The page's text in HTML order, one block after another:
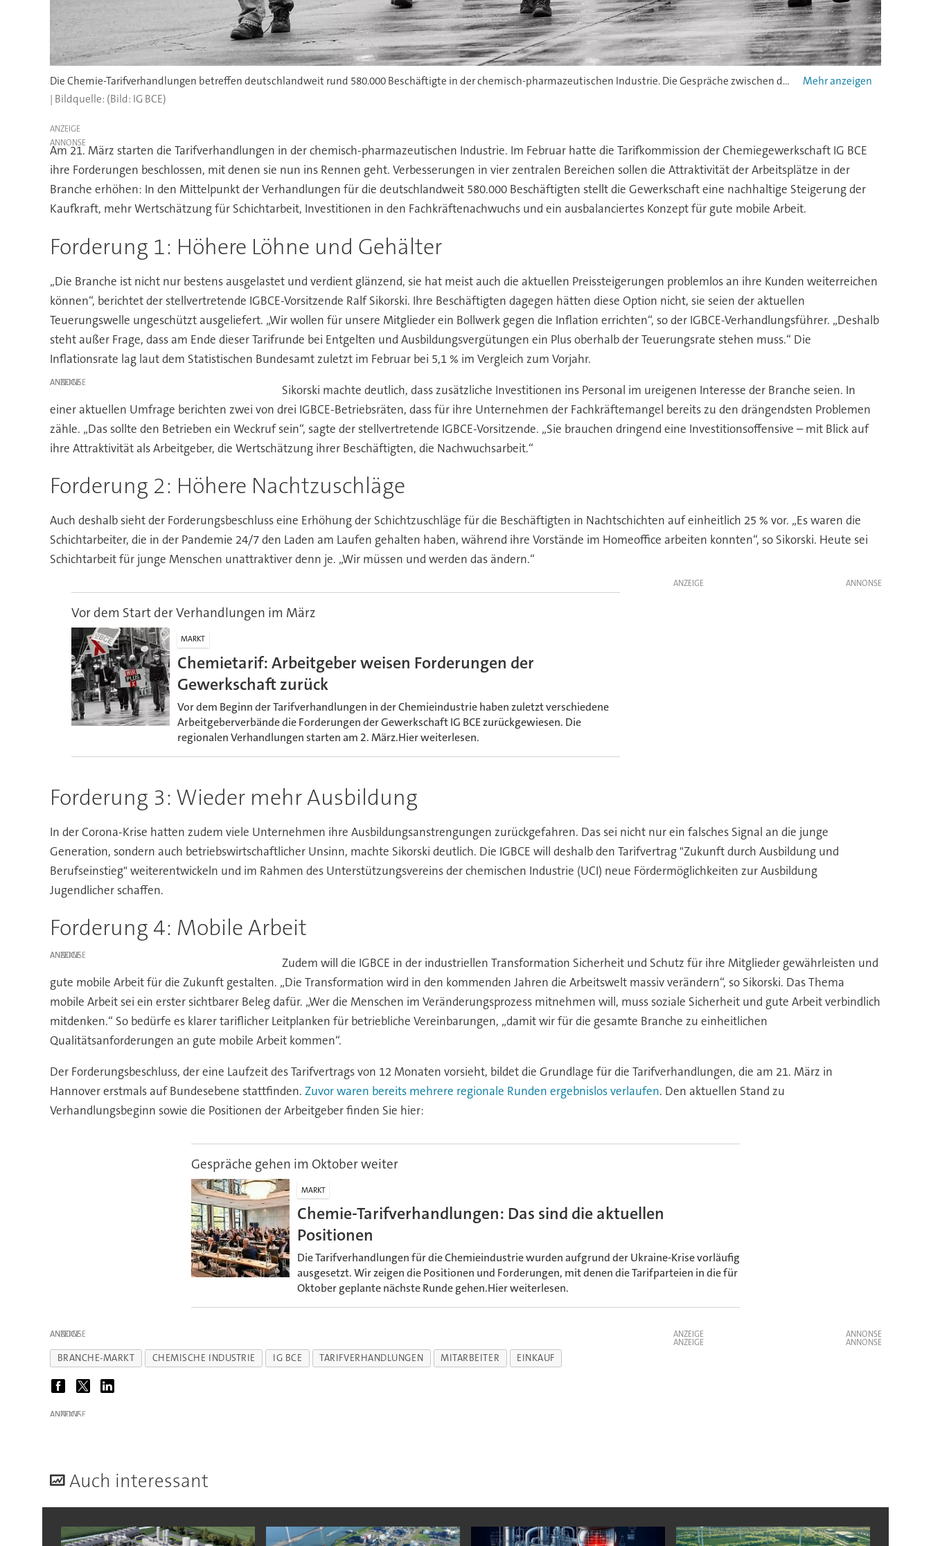
Die Chemie-Tarifverhandlungen betreffen deutschlandweit rund 580.000 Beschäftigte in der chemisch-pharmazeutischen Industrie. Die Gespräche zwischen der Gewerkschaft und den Arbeitgebern sind am 2. März zunächst auf regionaler Ebene gestartet, am 21. März wird in Hannover erstmals auf Bundesebene verhandelt.
(Bild: IG BCE)
ANZEIGE
Am 21. März starten die Tarifverhandlungen in der chemisch-pharmazeutischen Industrie. Im Februar hatte die Tarifkommission der Chemiegewerkschaft IG BCE
ihre Forderungen beschlossen, mit denen sie nun ins Rennen geht. Verbesserungen in vier zentralen Bereichen sollen die Attraktivität der Arbeitsplätze in der
Branche erhöhen: In den Mittelpunkt der Verhandlungen für die deutschlandweit 580.000 Beschäftigten stellt die Gewerkschaft eine nachhaltige Steigerung der
Kaufkraft, mehr Wertschätzung für Schichtarbeit, Investitionen in den Fachkräftenachwuchs und ein ausbalanciertes Konzept für gute mobile Arbeit.
Forderung 1: Höhere Löhne und Gehälter
„Die Branche ist nicht nur bestens ausgelastet und verdient glänzend, sie hat meist auch die aktuellen Preissteigerungen problemlos an ihre Kunden weiterreichen
können“, berichtet der stellvertretende IGBCE-Vorsitzende Ralf Sikorski. Ihre Beschäftigten dagegen hätten diese Option nicht, sie seien der aktuellen
Teuerungswelle ungeschützt ausgeliefert. „Wir wollen für unsere Mitglieder ein Bollwerk gegen die Inflation errichten“, so der IGBCE-Verhandlungsführer. „Deshalb
steht außer Frage, dass am Ende dieser Tarifrunde bei Entgelten und Ausbildungsvergütungen ein Plus oberhalb der Teuerungsrate stehen muss.“ Die
Inflationsrate lag laut dem Statistischen Bundesamt zuletzt im Februar bei 5,1 % im Vergleich zum Vorjahr.
ANZEIGE
Sikorski machte deutlich, dass zusätzliche Investitionen ins Personal im ureigenen Interesse der Branche seien. In
einer aktuellen Umfrage berichten zwei von drei IGBCE-Betriebsräten, dass für ihre Unternehmen der Fachkräftemangel bereits zu den drängendsten Problemen
zähle. „Das sollte den Betrieben ein Weckruf sein“, sagte der stellvertretende IGBCE-Vorsitzende. „Sie brauchen dringend eine Investitionsoffensive – mit Blick auf
ihre Attraktivität als Arbeitgeber, die Wertschätzung ihrer Beschäftigten, die Nachwuchsarbeit.“
Forderung 2: Höhere Nachtzuschläge
Auch deshalb sieht der Forderungsbeschluss eine Erhöhung der Schichtzuschläge für die Beschäftigten in Nachtschichten auf einheitlich 25 % vor. „Es waren die
Schichtarbeiter, die in der Pandemie 24/7 den Laden am Laufen gehalten haben, während ihre Vorstände im Homeoffice arbeiten konnten“, so Sikorski. Heute sei
Schichtarbeit für junge Menschen unattraktiver denn je. „Wir müssen und werden das ändern.“
ANZEIGE
Vor dem Start der Verhandlungen im März
MARKT
Chemietarif: Arbeitgeber weisen Forderungen der
Gewerkschaft zurück
Vor dem Beginn der Tarifverhandlungen in der Chemieindustrie haben zuletzt verschiedene
Arbeitgeberverbände die Forderungen der Gewerkschaft IG BCE zurückgewiesen. Die
regionalen Verhandlungen starten am 2. März.Hier weiterlesen.
Forderung 3: Wieder mehr Ausbildung
In der Corona-Krise hatten zudem viele Unternehmen ihre Ausbildungsanstrengungen zurückgefahren. Das sei nicht nur ein falsches Signal an die junge
Generation, sondern auch betriebswirtschaftlicher Unsinn, machte Sikorski deutlich. Die IGBCE will deshalb den Tarifvertrag "Zukunft durch Ausbildung und
Berufseinstieg" weiterentwickeln und im Rahmen des Unterstützungsvereins der chemischen Industrie (UCI) neue Fördermöglichkeiten zur Ausbildung
Jugendlicher schaffen.
Forderung 4: Mobile Arbeit
ANZEIGE
Zudem will die IGBCE in der industriellen Transformation Sicherheit und Schutz für ihre Mitglieder gewährleisten und
gute mobile Arbeit für die Zukunft gestalten. „Die Transformation wird in den kommenden Jahren die Arbeitswelt massiv verändern“, so Sikorski. Das Thema
mobile Arbeit sei ein erster sichtbarer Beleg dafür. „Wer die Menschen im Veränderungsprozess mitnehmen will, muss soziale Sicherheit und gute Arbeit verbindlich
mitdenken.“ So bedürfe es klarer tariflicher Leitplanken für betriebliche Vereinbarungen, „damit wir für die gesamte Branche zu einheitlichen
Qualitätsanforderungen an gute mobile Arbeit kommen“.
Der Forderungsbeschluss, der eine Laufzeit des Tarifvertrags von 12 Monaten vorsieht, bildet die Grundlage für die Tarifverhandlungen, die am 21. März in
Hannover erstmals auf Bundesebene stattfinden. Zuvor waren bereits mehrere regionale Runden ergebnislos verlaufen. Den aktuellen Stand zu
Verhandlungsbeginn sowie die Positionen der Arbeitgeber finden Sie hier:
Gespräche gehen im Oktober weiter
MARKT
Chemie-Tarifverhandlungen: Das sind die aktuellen
Positionen
Die Tarifverhandlungen für die Chemieindustrie wurden aufgrund der Ukraine-Krise vorläufig
ausgesetzt. Wir zeigen die Positionen und Forderungen, mit denen die Tarifparteien in die für
Oktober geplante nächste Runde gehen.Hier weiterlesen.
ANZEIGE
ANZEIGE
ANZEIGE
BRANCHE-MARKT CHEMISCHE INDUSTRIE IG BCE TARIFVERHANDLUNGEN MITARBEITER EINKAUF
ANZEIGE
Auch interessant